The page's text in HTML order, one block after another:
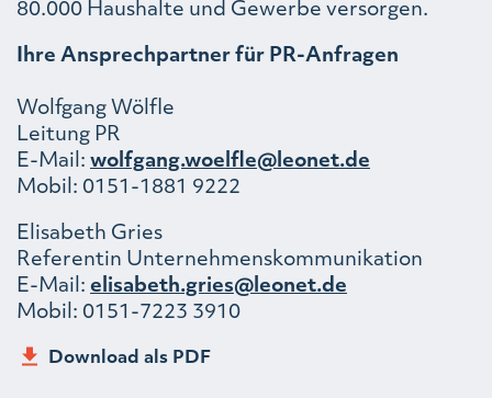
80.000 Haushalte und Gewerbe versorgen.
Ihre Ansprechpartner für PR-Anfragen
Wolfgang Wölfle
Leitung PR
E-Mail: wolfgang.woelfle@leonet.de
Mobil: 0151-1881 9222
Elisabeth Gries
Referentin Unternehmenskommunikation
E-Mail: elisabeth.gries@leonet.de
Mobil: 0151-7223 3910
Download als PDF